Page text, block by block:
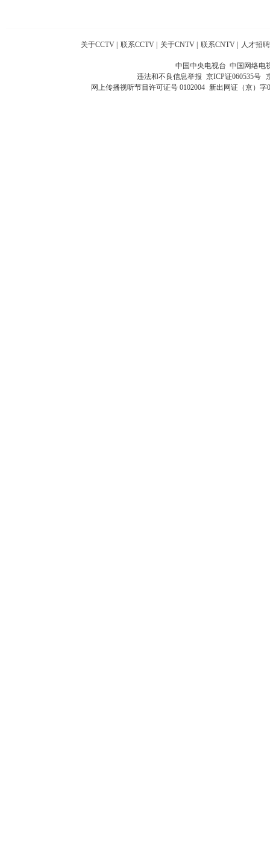
关于CCTV 联系CCTV 关于CNTV 联系CNTV 人才招聘
中国中央电视台 中国网络电
违法和不良信息举报 京ICP证060535号
网上传播视听节目许可证号 0102004 新出网证（京）